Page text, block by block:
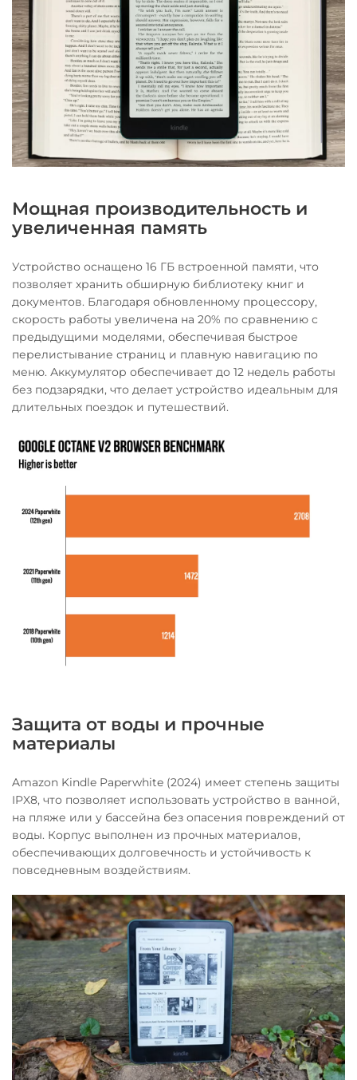
Мощная производительность и
увеличенная память
Устройство оснащено 16 ГБ встроенной памяти, что
позволяет хранить обширную библиотеку книг и
документов. Благодаря обновленному процессору,
скорость работы увеличена на 20% по сравнению с
предыдущими моделями, обеспечивая быстрое
перелистывание страниц и плавную навигацию по
меню. Аккумулятор обеспечивает до 12 недель работы
без подзарядки, что делает устройство идеальным для
длительных поездок и путешествий.
Защита от воды и прочные
материалы
Amazon Kindle Paperwhite (2024) имеет степень защиты
IPX8, что позволяет использовать устройство в ванной,
на пляже или у бассейна без опасения повреждений от
воды. Корпус выполнен из прочных материалов,
обеспечивающих долговечность и устойчивость к
повседневным воздействиям.